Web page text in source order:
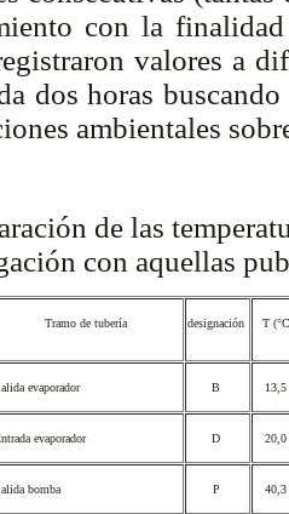
con la
valores a
dos horas
ambientales
de las
con aquellas
Tramo de tubería designación T
evaporador B 13,5
evaporador D 20,0
bomba P 40,3